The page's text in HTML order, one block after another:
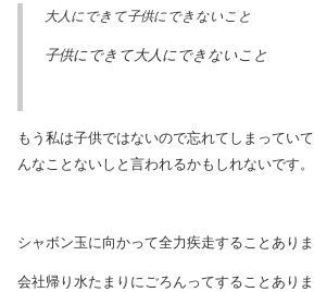
大人にできて子供にできないこと
子供にできて大人にできないこと
もう私は子供ではないので忘れてしまってい
んなことないしと言われるかもしれないです。
シャボン玉に向かって全力疾走することあり
会社帰り水たまりにごろんってすることあり